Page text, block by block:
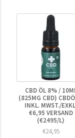
CBD ÖL 8% /
(825MG CBD)
INKL. MWST./
€6,95 VERSAND
(€2495/L)
€24,95